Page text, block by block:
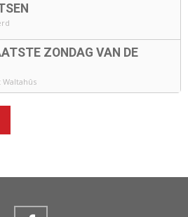
ZONDAG VAN DE
Waltahûs